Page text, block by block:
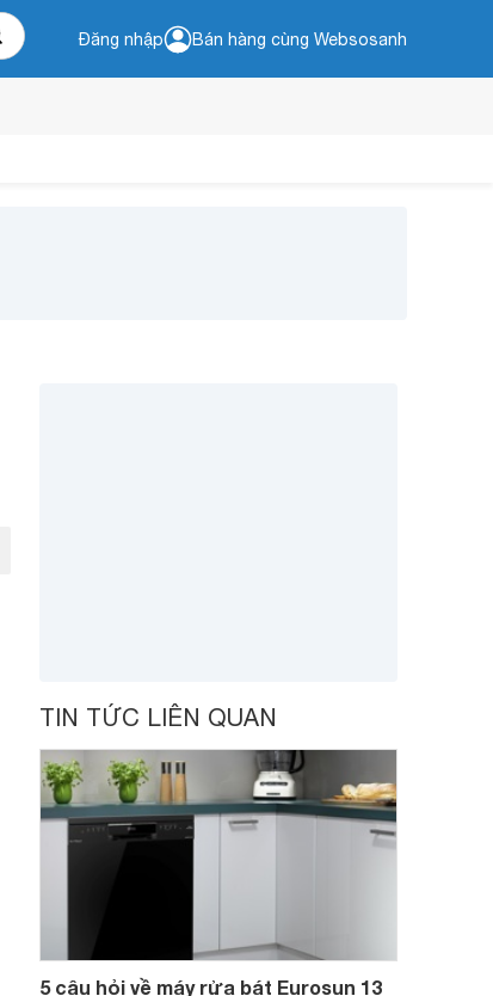
Đăng nhập Bán hàng cùng Websosanh
TIN TỨC LIÊN QUAN
5 câu hỏi về máy rửa bát Eurosun 13